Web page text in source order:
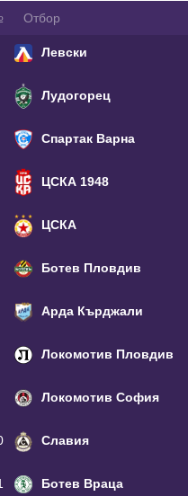
Oтбор
Левски
Лудогорец
Спартак Варна
ЦСКА 1948
ЦСКА
Ботев Пловдив
Арда Кърджали
Локомотив Пловдив
Локомотив София
Славия
Ботев Враца